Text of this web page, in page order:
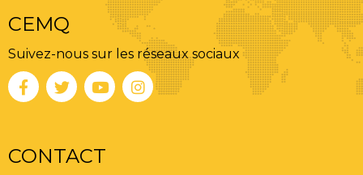
CEMQ
Suivez-nous sur les réseaux sociaux
CONTACT